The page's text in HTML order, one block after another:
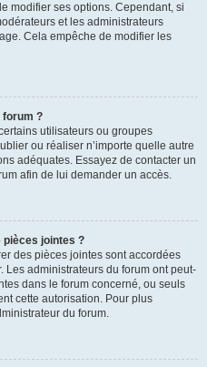
modifier ses options. Cependant, si
et les administrateurs
Cela empêche de modifier les
forum ?
utilisateurs ou groupes
ou réaliser n’importe quelle autre
adéquates. Essayez de contacter un
afin de lui demander un accès.
pièces jointes ?
des pièces jointes sont accordées
Les administrateurs du forum ont peut-
dans le forum concerné, ou seuls
cette autorisation. Pour plus
du forum.